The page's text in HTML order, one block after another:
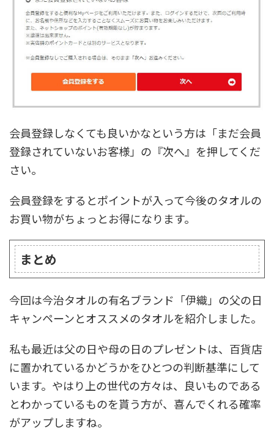
会員登録しなくても良いかなという方は「まだ会員
登録されていないお客様」の『次へ』を押してくだ
さい。
会員登録をするとポイントが入って今後のタオルの
お買い物がちょっとお得になります。
まとめ
今回は今治タオルの有名ブランド「伊織」の父の日
キャンペーンとオススメのタオルを紹介しました。
私も最近は父の日や母の日のプレゼントは、百貨店
に置かれているかどうかをひとつの判断基準にして
います。やはり上の世代の方々は、良いものである
とわかっているものを貰う方が、喜んでくれる確率
がアップしますね。